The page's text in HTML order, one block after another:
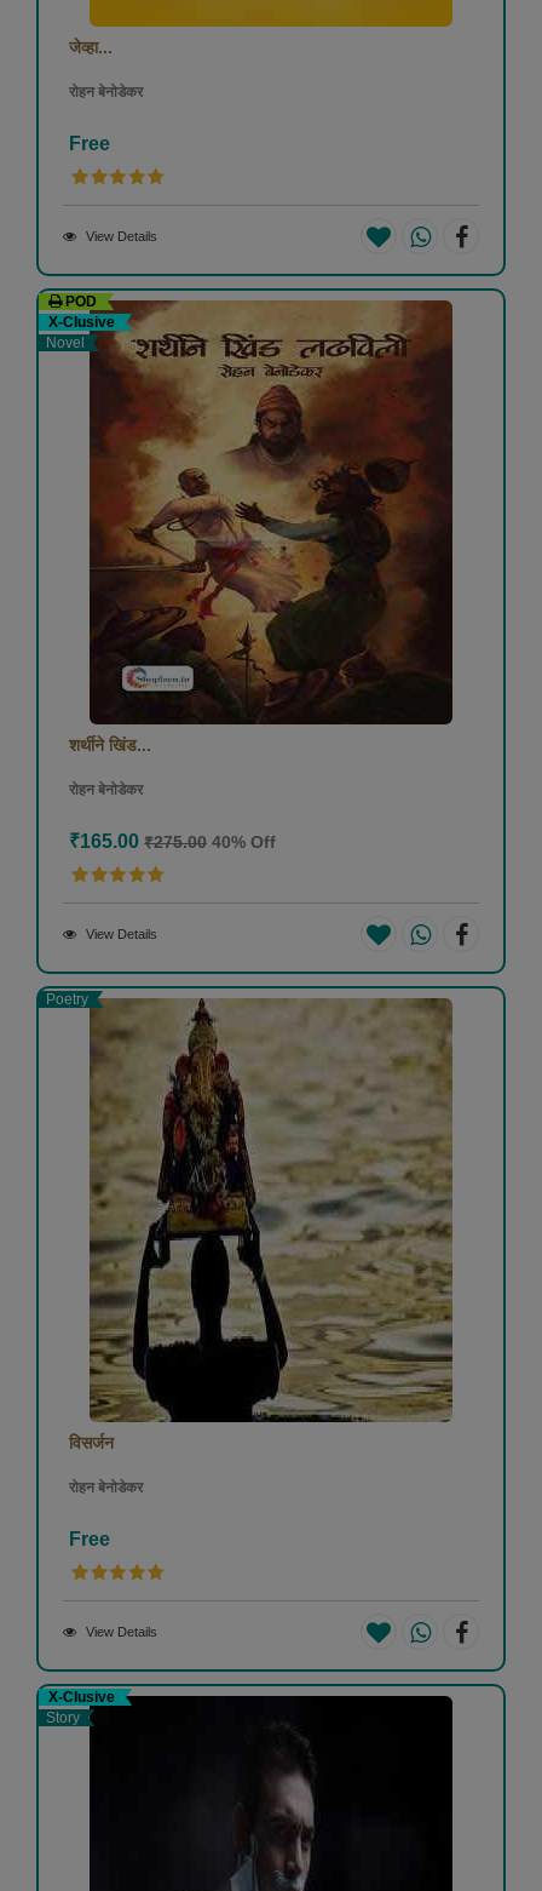
जेव्हा...
रोहन बेनोडेकर
Free
View Details
POD
X-Clusive
Novel
शर्थीने खिंड...
रोहन बेनोडेकर
₹165.00 ₹275.00 40% Off
View Details
Poetry
विसर्जन
रोहन बेनोडेकर
Free
View Details
X-Clusive
Story